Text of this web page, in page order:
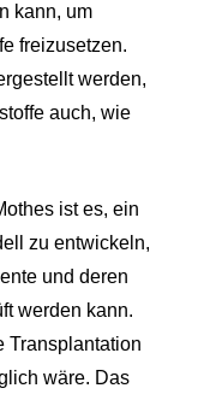
kann, um
freizusetzen.
werden,
auch, wie
ist es, ein
zu entwickeln,
und deren
werden kann.
Transplantation
wäre. Das